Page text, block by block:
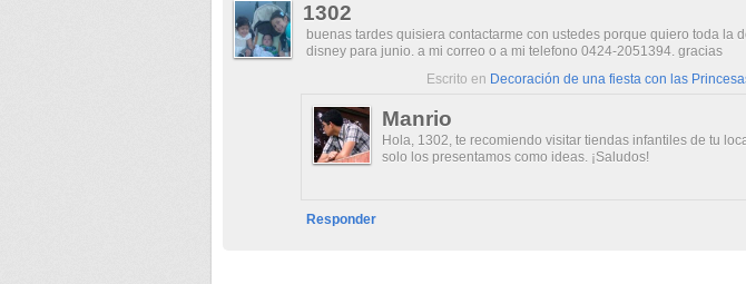
1302
buenas tardes quisiera contactarme con ustedes porque quiero toda la
disney para junio. a mi correo o a mi telefono 0424-2051394. gracias
Escrito en Decoración de una fiesta con las
Manrio
Hola, 1302, te recomiendo visitar tiendas infantiles de tu
solo los presentamos como ideas. ¡Saludos!
Responder